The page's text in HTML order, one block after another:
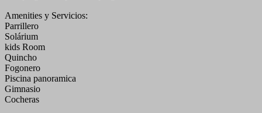
Amenities y Servicios:
Parrillero
Solárium
kids Room
Quincho
Fogonero
Piscina panoramica
Gimnasio
Cocheras